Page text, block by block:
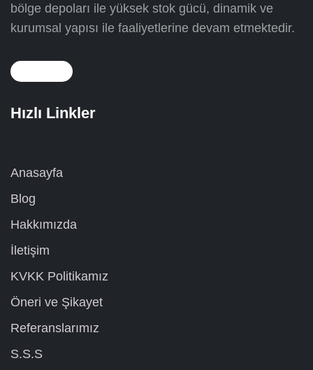
bölge depoları ile yüksek stok gücü, dinamik ve
kurumsal yapısı ile faaliyetlerine devam etmektedir.
Hızlı Linkler
Anasayfa
Blog
Hakkımızda
İletişim
KVKK Politikamız
Öneri ve Şikayet
Referanslarımız
S.S.S